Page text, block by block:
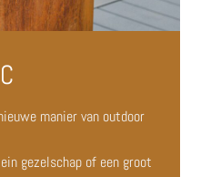
manier van outdoor
gezelschap of een groot